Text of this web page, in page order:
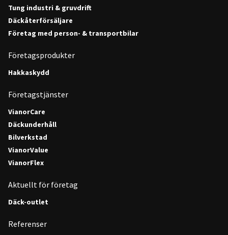
Tung industri & gruvdrift
Däckåterförsäljare
Företag med person- & transportbilar
Företagsprodukter
Hakkaskydd
Företagstjänster
VianorCare
Däckunderhåll
Bilverkstad
VianorValue
VianorFlex
Aktuellt för företag
Däck-outlet
Referenser